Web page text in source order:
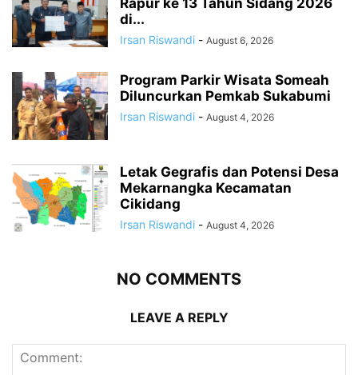
di...
Irsan Riswandi - August 6, 2026
Program Parkir Wisata Someah
Diluncurkan Pemkab Sukabumi
Irsan Riswandi - August 4, 2026
Letak Gegrafis dan Potensi Desa
Mekarnangka Kecamatan
Cikidang
Irsan Riswandi - August 4, 2026
NO COMMENTS
LEAVE A REPLY